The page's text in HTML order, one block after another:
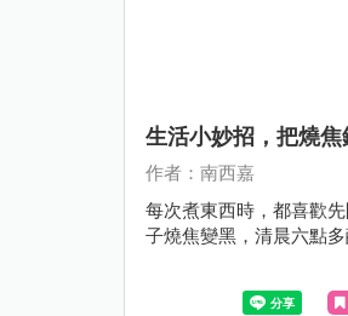
生活小妙招，把燒
作者：南西嘉
每次煮東西時，都喜歡
子燒焦變黑，清晨六點